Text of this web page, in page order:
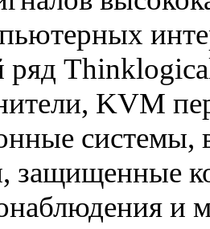
KVM
системы,
защищенные
и